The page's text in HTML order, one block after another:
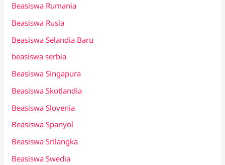
Beasiswa Rumania
Beasiswa Rusia
Beasiswa Selandia Baru
beasiswa serbia
Beasiswa Singapura
Beasiswa Skotlandia
Beasiswa Slovenia
Beasiswa Spanyol
Beasiswa Srilangka
Beasiswa Swedia